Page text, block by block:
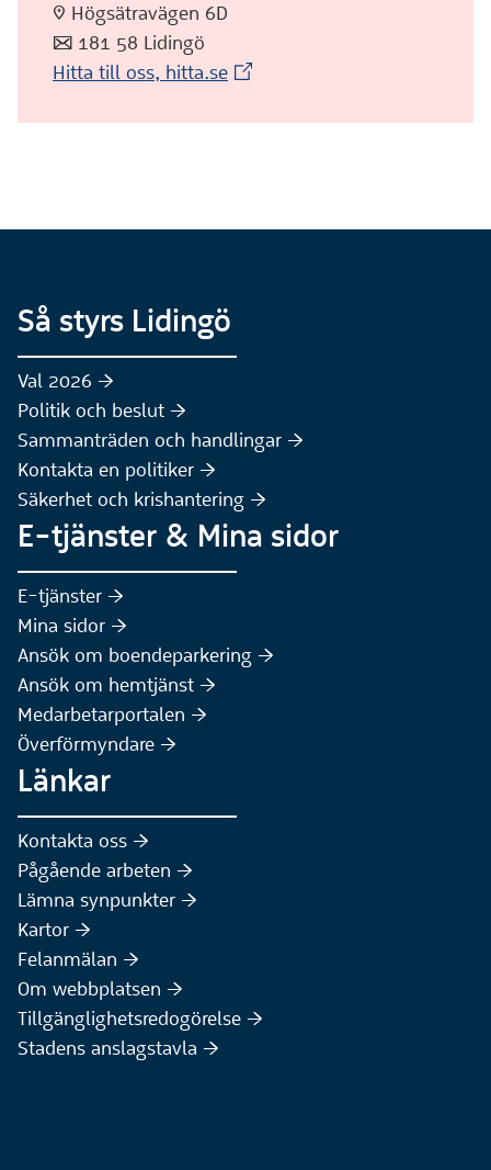
:pin: Högsätravägen 6D
:post: 181 58 Lidingö
Hitta till oss, hitta.se(Extern webbplats)
Så styrs Lidingö
Val 2026 :höger:
Politik och beslut :höger:
Sammanträden och handlingar :höger:
Kontakta en politiker :höger:
Säkerhet och krishantering :höger:
E-tjänster & Mina sidor
E-tjänster :höger:
Mina sidor :höger:
Ansök om boendeparkering :höger:
Ansök om hemtjänst :höger:
Medarbetarportalen :höger:
Överförmyndare :höger:
Länkar
Kontakta oss :höger:
Pågående arbeten :höger:
Lämna synpunkter :höger:
Kartor :höger:
Felanmälan :höger:
Om webbplatsen :höger:
Tillgänglighetsredogörelse :höger:
Stadens anslagstavla :höger: